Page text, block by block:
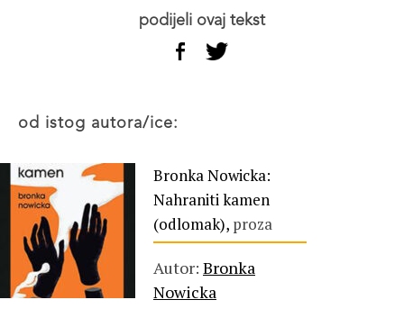
podijeli ovaj tekst
od istog autora/ice:
Bronka Nowicka:
Nahraniti kamen
(odlomak), proza
Autor: Bronka
Nowicka